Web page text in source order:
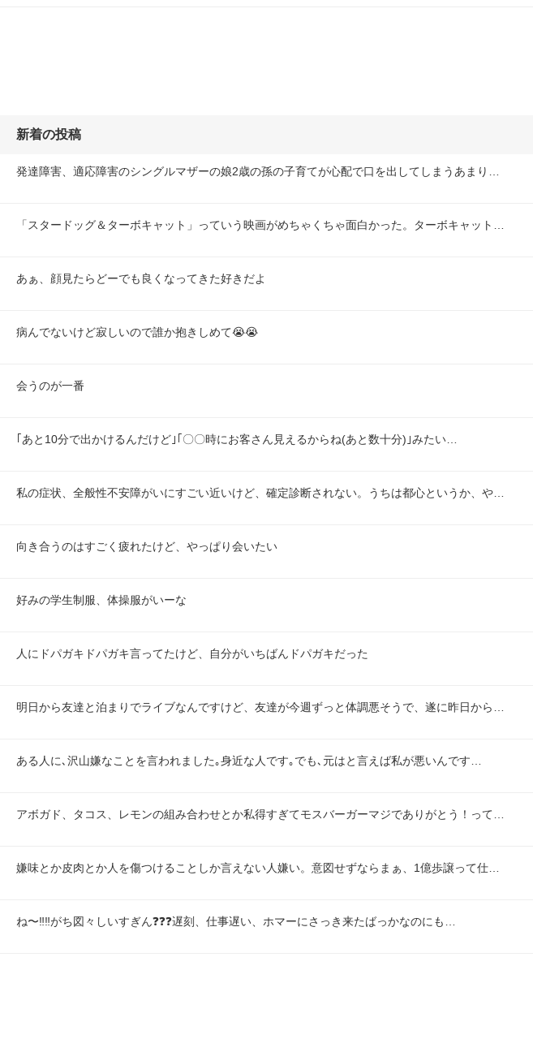
新着の投稿
発達障害、適応障害のシングルマザーの娘2歳の孫の子育てが心配で口を出してしまうあまり…
「スタードッグ＆ターボキャット」っていう映画がめちゃくちゃ面白かった。ターボキャット…
あぁ、顔見たらどーでも良くなってきた好きだよ
病んでないけど寂しいので誰か抱きしめて😭😭
会うのが一番
｢あと10分で出かけるんだけど｣｢〇〇時にお客さん見えるからね(あと数十分)｣みたい…
私の症状、全般性不安障がいにすごい近いけど、確定診断されない。うちは都心というか、や…
向き合うのはすごく疲れたけど、やっぱり会いたい
好みの学生制服、体操服がいーな
人にドパガキドパガキ言ってたけど、自分がいちばんドパガキだった
明日から友達と泊まりでライブなんですけど、友達が今週ずっと体調悪そうで、遂に昨日から…
ある人に､沢山嫌なことを言われました｡身近な人です｡でも､元はと言えば私が悪いんです…
アボガド、タコス、レモンの組み合わせとか私得すぎてモスバーガーマジでありがとう！って…
嫌味とか皮肉とか人を傷つけることしか言えない人嫌い。意図せずならまぁ、1億歩譲って仕…
ね〜‼️‼️がち図々しいすぎん❓❓❓遅刻、仕事遅い、ホマーにさっき来たばっかなのにも…